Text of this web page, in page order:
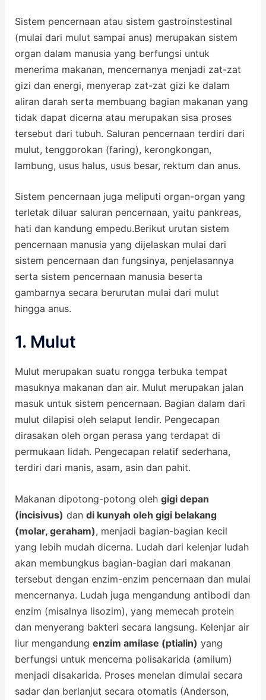
Sistem pencernaan atau sistem gastroinstestinal
(mulai dari mulut sampai anus) merupakan sistem
organ dalam manusia yang berfungsi untuk
menerima makanan, mencernanya menjadi zat-zat
gizi dan energi, menyerap zat-zat gizi ke dalam
aliran darah serta membuang bagian makanan yang
tidak dapat dicerna atau merupakan sisa proses
tersebut dari tubuh. Saluran pencernaan terdiri dari
mulut, tenggorokan (faring), kerongkongan,
lambung, usus halus, usus besar, rektum dan anus.
Sistem pencernaan juga meliputi organ-organ yang
terletak diluar saluran pencernaan, yaitu pankreas,
hati dan kandung empedu.Berikut urutan sistem
pencernaan manusia yang dijelaskan mulai dari
sistem pencernaan dan fungsinya, penjelasannya
serta sistem pencernaan manusia beserta
gambarnya secara berurutan mulai dari mulut
hingga anus.
1. Mulut
Mulut merupakan suatu rongga terbuka tempat
masuknya makanan dan air. Mulut merupakan jalan
masuk untuk sistem pencernaan. Bagian dalam dari
mulut dilapisi oleh selaput lendir. Pengecapan
dirasakan oleh organ perasa yang terdapat di
permukaan lidah. Pengecapan relatif sederhana,
terdiri dari manis, asam, asin dan pahit.
Makanan dipotong-potong oleh gigi depan
(incisivus) dan di kunyah oleh gigi belakang
(molar, geraham), menjadi bagian-bagian kecil
yang lebih mudah dicerna. Ludah dari kelenjar ludah
akan membungkus bagian-bagian dari makanan
tersebut dengan enzim-enzim pencernaan dan mulai
mencernanya. Ludah juga mengandung antibodi dan
enzim (misalnya lisozim), yang memecah protein
dan menyerang bakteri secara langsung. Kelenjar air
liur mengandung enzim amilase (ptialin) yang
berfungsi untuk mencerna polisakarida (amilum)
menjadi disakarida. Proses menelan dimulai secara
sadar dan berlanjut secara otomatis (Anderson,